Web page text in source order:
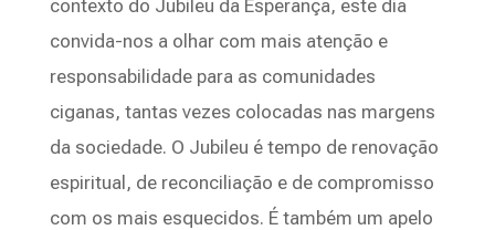
contexto do Jubileu da Esperança, este dia
convida-nos a olhar com mais atenção e
responsabilidade para as comunidades
ciganas, tantas vezes colocadas nas margens
da sociedade. O Jubileu é tempo de renovação
espiritual, de reconciliação e de compromisso
com os mais esquecidos. É também um apelo